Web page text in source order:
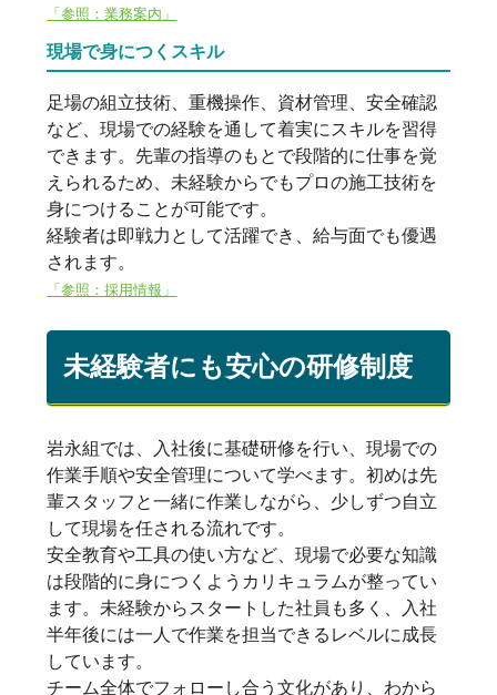
「参照：業務案内」
現場で身につくスキル
足場の組立技術、重機操作、資材管理、安全確認
など、現場での経験を通して着実にスキルを習得
できます。先輩の指導のもとで段階的に仕事を覚
えられるため、未経験からでもプロの施工技術を
身につけることが可能です。
経験者は即戦力として活躍でき、給与面でも優遇
されます。
「参照：採用情報」
未経験者にも安心の研修制度
岩永組では、入社後に基礎研修を行い、現場での
作業手順や安全管理について学べます。初めは先
輩スタッフと一緒に作業しながら、少しずつ自立
して現場を任される流れです。
安全教育や工具の使い方など、現場で必要な知識
は段階的に身につくようカリキュラムが整ってい
ます。未経験からスタートした社員も多く、入社
半年後には一人で作業を担当できるレベルに成長
しています。
チーム全体でフォローし合う文化があり、わから